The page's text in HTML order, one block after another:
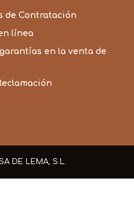
de Contratación
línea
en la venta de
DE LEMA, S.L.